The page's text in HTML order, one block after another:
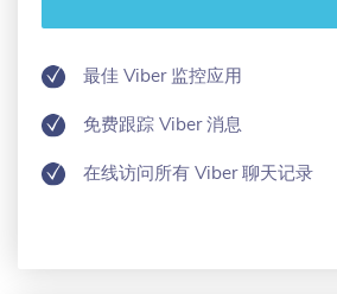
最佳 Viber 监控应用
免费跟踪 Viber 消息
在线访问所有 Viber 聊天记录